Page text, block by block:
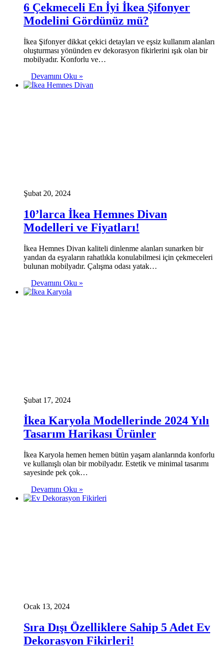
6 Çekmeceli En İyi İkea Şifonyer
Modelini Gördünüz mü?
İkea Şifonyer dikkat çekici detayları ve eşsiz kullanım alanları
oluşturması yönünden ev dekorasyon fikirlerini ışık olan bir
mobilyadır. Konforlu ve…
Devamını Oku »
Şubat 20, 2024
10’larca İkea Hemnes Divan
Modelleri ve Fiyatları!
İkea Hemnes Divan kaliteli dinlenme alanları sunarken bir
yandan da eşyaların rahatlıkla konulabilmesi için çekmeceleri
bulunan mobilyadır. Çalışma odası yatak…
Devamını Oku »
Şubat 17, 2024
İkea Karyola Modellerinde 2024 Yılı
Tasarım Harikası Ürünler
İkea Karyola hemen hemen bütün yaşam alanlarında konforlu
ve kullanışlı olan bir mobilyadır. Estetik ve minimal tasarımı
sayesinde pek çok…
Devamını Oku »
Ocak 13, 2024
Sıra Dışı Özelliklere Sahip 5 Adet Ev
Dekorasyon Fikirleri!